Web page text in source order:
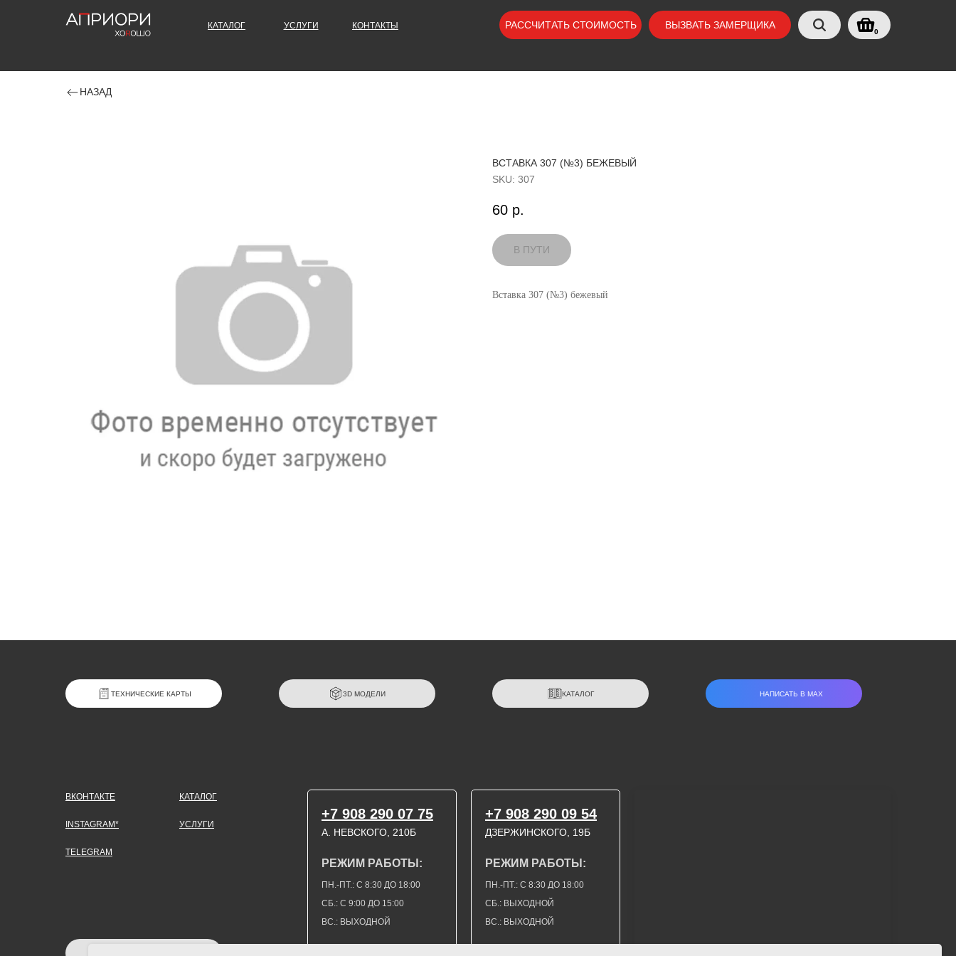
КОНТАКТЫ
УСЛУГИ
КАТАЛОГ ВЫЗВАТЬ ЗАМЕРЩИКА
РАССЧИТАТЬ СТОИМОСТЬ
0
НАЗАД
ВСТАВКА 307 (№3) БЕЖЕВЫЙ
SKU: 307
60 р.
Вставка 307 (№3) бежевый
НАПИСАТЬ В МАХ
КАТАЛОГ
3D МОДЕЛИ
ТЕХНИЧЕСКИЕ КАРТЫ
TELEGRAM
INSTAGRAM*
ВКОНТАКТЕ
ДЗЕРЖИНСКОГО, 19Б
ВС.: ВЫХОДНОЙ
СБ.: С 9:00 ДО 15:00
ПН.-ПТ.: С 8:30 ДО 18:00
А. НЕВСКОГО, 210Б
УСЛУГИ
+7 908 290 09 54
РЕЖИМ РАБОТЫ:
ВС.: ВЫХОДНОЙ
СБ.: ВЫХОДНОЙ
ПН.-ПТ.: С 8:30 ДО 18:00
РЕЖИМ РАБОТЫ:
+7 908 290 07 75
КАТАЛОГ